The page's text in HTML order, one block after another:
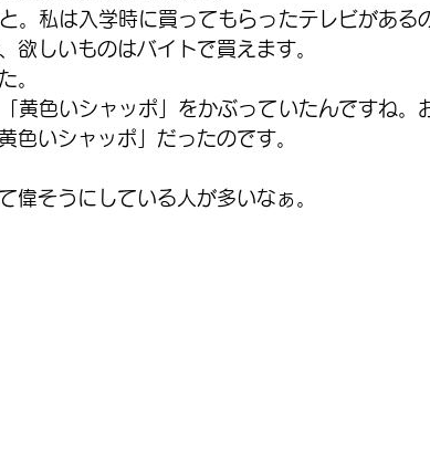
。私は入学時に買ってもらったテレビがある
欲しいものはバイトで買えます。
。
黄色いシャッポ」をかぶっていたんですね。
色いシャッポ」だったのです。
偉そうにしている人が多いなぁ。